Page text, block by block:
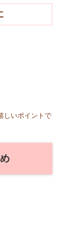
しいポイントで